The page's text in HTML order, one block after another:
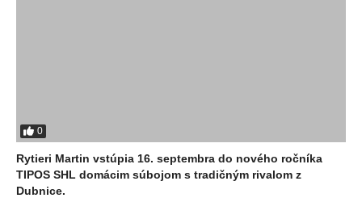
0
Rytieri Martin vstúpia 16. septembra do nového ročníka
TIPOS SHL domácim súbojom s tradičným rivalom z
Dubnice.